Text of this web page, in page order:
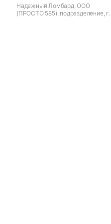
Надежный Ломбард, ООО
(ПРОСТО 585), подразделение, г.